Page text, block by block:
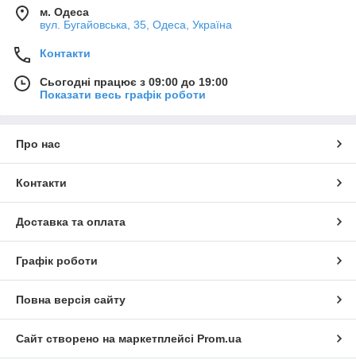
м. Одеса
вул. Бугайовська, 35, Одеса, Україна
Контакти
Сьогодні працює з 09:00 до 19:00
Показати весь графік роботи
Про нас
Контакти
Доставка та оплата
Графік роботи
Повна версія сайту
Сайт створено на маркетплейсі Prom.ua